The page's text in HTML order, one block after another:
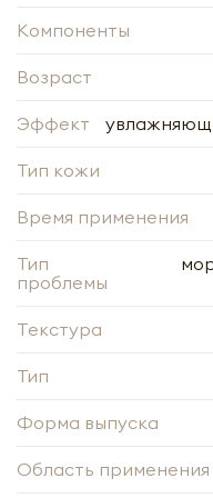
Компоненты
Возраст
Эффект
Тип кожи
Время применения
Тип
проблемы
Текстура
Тип
Форма выпуска
Область применения
Papaya
-